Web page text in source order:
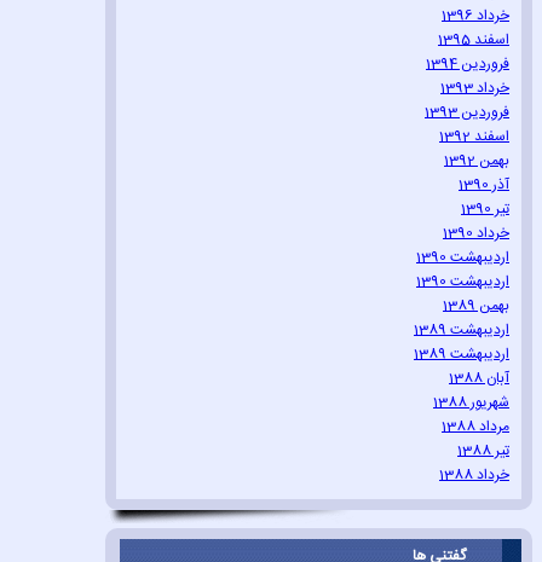
خرداد 1396
اسفند 1395
فروردین 1394
خرداد 1393
فروردین 1393
اسفند 1392
بهمن 1392
آذر 1390
تیر 1390
خرداد 1390
اردیبهشت 1390
اردیبهشت 1390
بهمن 1389
اردیبهشت 1389
اردیبهشت 1389
آبان 1388
شهریور 1388
مرداد 1388
تیر 1388
خرداد 1388
گفتنی ها